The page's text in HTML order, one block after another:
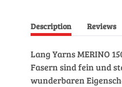
Description Reviews
Lang Yarns MERINO
Fasern sind fein und
wunderbaren